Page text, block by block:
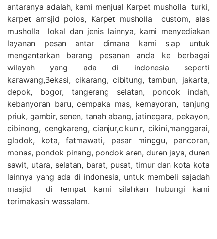
antaranya adalah, kami menjual Karpet musholla turki,
karpet amsjid polos, Karpet musholla custom, alas
musholla lokal dan jenis lainnya, kami menyediakan
layanan pesan antar dimana kami siap untuk
mengantarkan barang pesanan anda ke berbagai
wilayah yang ada di indonesia seperti
karawang,Bekasi, cikarang, cibitung, tambun, jakarta,
depok, bogor, tangerang selatan, poncok indah,
kebanyoran baru, cempaka mas, kemayoran, tanjung
priuk, gambir, senen, tanah abang, jatinegara, pekayon,
cibinong, cengkareng, cianjur,cikunir, cikini,manggarai,
glodok, kota, fatmawati, pasar minggu, pancoran,
monas, pondok pinang, pondok aren, duren jaya, duren
sawit, utara, selatan, barat, pusat, timur dan kota kota
lainnya yang ada di indonesia, untuk membeli sajadah
masjid di tempat kami silahkan hubungi kami
terimakasih wassalam.